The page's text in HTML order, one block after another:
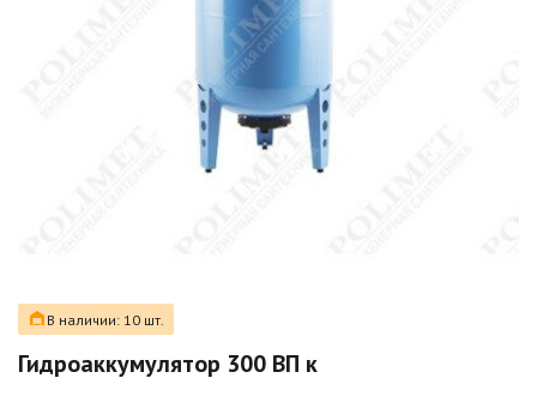
В наличии: 10 шт.
Гидроаккумулятор 300 ВП к